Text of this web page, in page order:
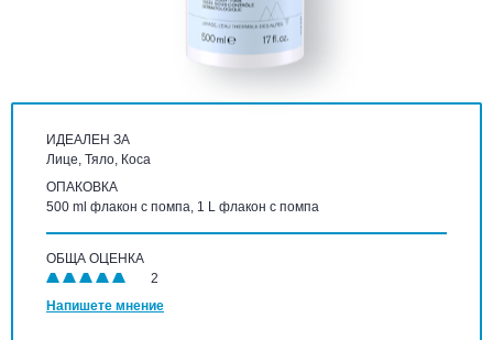
ИДЕАЛЕН ЗА
Лице, Тяло, Коса
ОПАКОВКА
500 ml флакон с помпа, 1 L флакон с помпа
ОБЩА ОЦЕНКА
2
Напишете мнение